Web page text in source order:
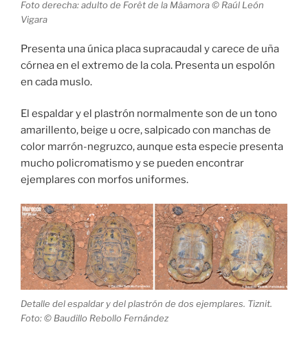
Foto derecha: adulto de Forêt de la Mâamora © Raúl León
Vigara
Presenta una única placa supracaudal y carece de uña
córnea en el extremo de la cola. Presenta un espolón
en cada muslo.
El espaldar y el plastrón normalmente son de un tono
amarillento, beige u ocre, salpicado con manchas de
color marrón-negruzco, aunque esta especie presenta
mucho policromatismo y se pueden encontrar
ejemplares con morfos uniformes.
Detalle del espaldar y del plastrón de dos ejemplares. Tiznit.
Foto: © Baudillo Rebollo Fernández